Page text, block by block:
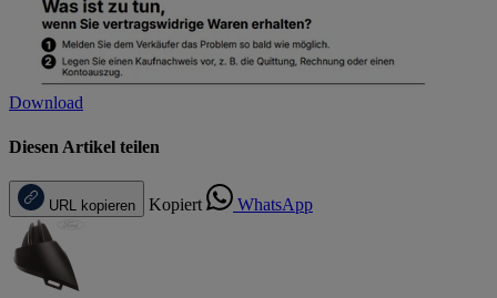
Download
Diesen Artikel teilen
URL kopieren Kopiert WhatsApp